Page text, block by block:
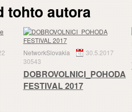
tohto autora
NetworkSlovakia
30.5.2017
30543
DOBROVOLNICI_POHODA
FESTIVAL 2017